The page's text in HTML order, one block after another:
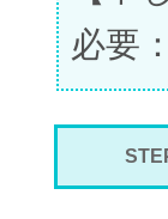
必要